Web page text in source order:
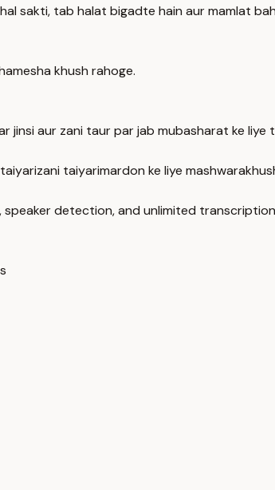
sakti, tab halat bigadte hain aur mamlat
khush rahoge.
jinsi aur zani taur par jab mubasharat ke
zani taiyarimardon ke liye mashwara
speaker detection, and unlimited